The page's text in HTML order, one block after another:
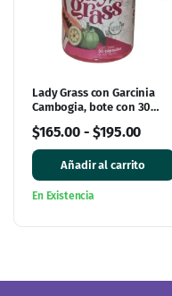
Lady Grass con Garcinia
Cambogia, bote con 30
$165.00-$195.00
Añadir al carrito
En Existencia